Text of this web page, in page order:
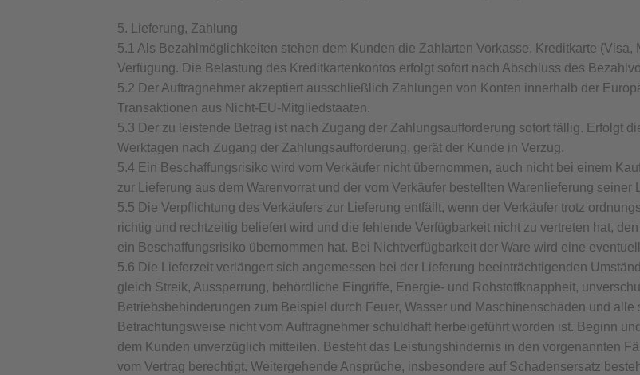
5. Lieferung, Zahlung
5.1 Als Bezahlmöglichkeiten stehen dem Kunden die Zahlarten Vorkasse, Kreditkarte
Verfügung. Die Belastung des Kreditkartenkontos erfolgt sofort nach Abschluss des
5.2 Der Auftragnehmer akzeptiert ausschließlich Zahlungen von Konten innerhalb der
Transaktionen aus Nicht-EU-Mitgliedstaaten.
5.3 Der zu leistende Betrag ist nach Zugang der Zahlungsaufforderung sofort fällig. Erfolgt
Werktagen nach Zugang der Zahlungsaufforderung, gerät der Kunde in Verzug.
5.4 Ein Beschaffungsrisiko wird vom Verkäufer nicht übernommen, auch nicht bei einem
zur Lieferung aus dem Warenvorrat und der vom Verkäufer bestellten Warenlieferung seiner
5.5 Die Verpflichtung des Verkäufers zur Lieferung entfällt, wenn der Verkäufer trotz
richtig und rechtzeitig beliefert wird und die fehlende Verfügbarkeit nicht zu vertreten hat,
ein Beschaffungsrisiko übernommen hat. Bei Nichtverfügbarkeit der Ware wird eine
5.6 Die Lieferzeit verlängert sich angemessen bei der Lieferung beeinträchtigenden
gleich Streik, Aussperrung, behördliche Eingriffe, Energie- und Rohstoffknappheit,
Betriebsbehinderungen zum Beispiel durch Feuer, Wasser und Maschinenschäden und
Betrachtungsweise nicht vom Auftragnehmer schuldhaft herbeigeführt worden ist. Beginn
dem Kunden unverzüglich mitteilen. Besteht das Leistungshindernis in den vorgenannten
vom Vertrag berechtigt. Weitergehende Ansprüche, insbesondere auf Schadensersatz